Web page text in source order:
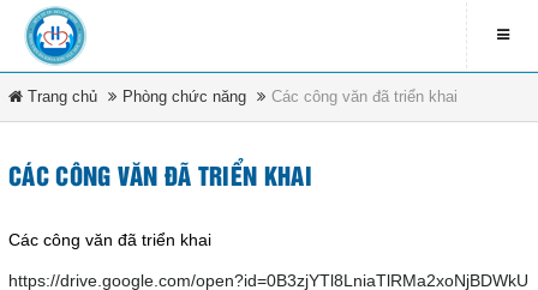
Trang chủ Phòng chức năng Các công văn đã triển khai
CÁC CÔNG VĂN ĐÃ TRIỂN KHAI
Các công văn đã triển khai
https://drive.google.com/open?id=0B3zjYTl8LniaTlRMa2xoNjBDWkU
DANH MỤC
Trang chủ
LIÊN HỆ